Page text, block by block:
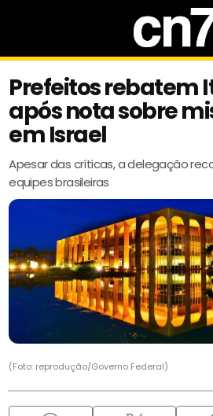
Prefeitos rebatem
após nota sobre
em Israel
Apesar das críticas, a delegação
equipes brasileiras
(Foto: reprodução/Governo Federal)